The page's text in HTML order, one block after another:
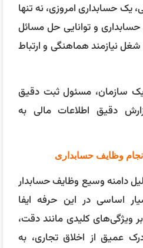
یک حسابداری امروزی، نه تنها
حسابداری و توانایی حل مسائل
نیازمند هماهنگی و ارتباط
یک سازمان، مسئول ثبت دقیق
دقیق اطلاعات مالی به
وظایف حسابداری
دامنه وسیع وظایف حسابدار
اساسی در این حرفه ایفا
ویژگی‌های کلیدی مانند دقت،
عمیق از اخلاق تجاری، به